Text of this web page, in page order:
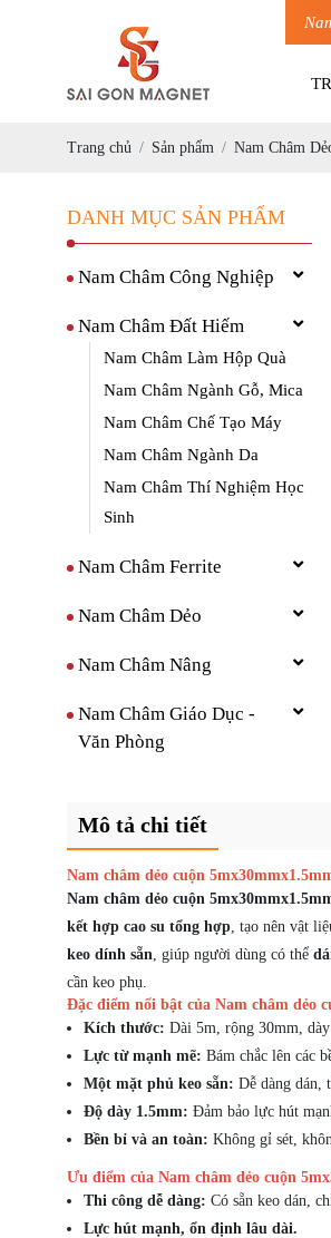
Trang chủ Sản phẩm Nam Châm
DANH MỤC SẢN PHẨM
Nam Châm Công Nghiệp
Nam Châm Đất Hiếm
Nam Châm Làm Hộp Quà
Nam Châm Ngành Gỗ, Mica
Nam Châm Chế Tạo Máy
Nam Châm Ngành Da
Nam Châm Thí Nghiệm Học
Sinh
Nam Châm Ferrite
Nam Châm Dẻo
Nam Châm Nâng
Nam Châm Giáo Dục -
Văn Phòng
Mô tả chi tiết
Nam châm dẻo cuộn
Nam châm dẻo cuộn
kết hợp cao su tổng hợp, tạo nên vật
keo dính sẵn, giúp người dùng có thể
cần keo phụ.
Đặc điểm nổi bật của Nam châm dẻo
Kích thước: Dài 5m, rộng 30mm,
Lực từ mạnh mẽ: Bám chắc lên các
Một mặt phủ keo sẵn: Dễ dàng dán,
Độ dày 1.5mm: Đảm bảo lực hút
Bền bỉ và an toàn: Không gỉ sét,
Ưu điểm của Nam châm dẻo cuộn
Thi công dễ dàng: Có sẵn keo dán,
Lực hút mạnh, ổn định lâu dài.